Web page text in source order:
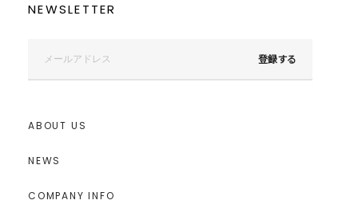
NEWSLETTER
登録する
ABOUT US
NEWS
COMPANY INFO